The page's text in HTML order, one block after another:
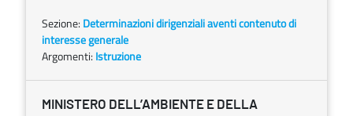
Sezione: Determinazioni dirigenziali aventi contenuto di
interesse generale
Argomenti: Istruzione
MINISTERO DELL’AMBIENTE E DELLA